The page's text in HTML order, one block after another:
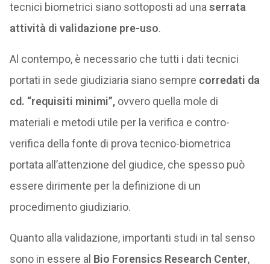
tecnici biometrici siano sottoposti ad una serrata
attività di validazione pre-uso.
Al contempo, è necessario che tutti i dati tecnici
portati in sede giudiziaria siano sempre corredati da
cd. “requisiti minimi”,ovvero quella mole di
materiali e metodi utile per la verifica e contro-
verifica della fonte di prova tecnico-biometrica
portata all’attenzione del giudice, che spesso può
essere dirimente per la definizione di un
procedimento giudiziario.
Quanto alla validazione, importanti studi in tal senso
sono in essere al Bio Forensics Research Center,